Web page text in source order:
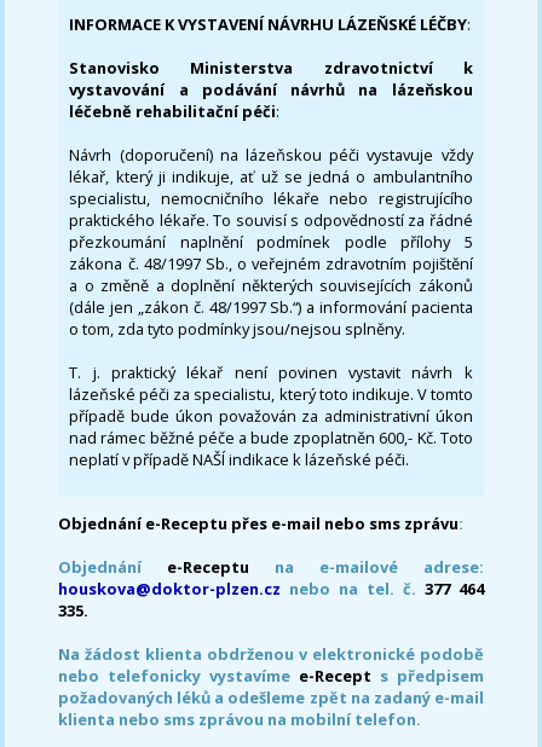
INFORMACE K VYSTAVENÍ NÁVRHU LÁZEŇSKÉ LÉČBY:
Stanovisko Ministerstva zdravotnictví k
vystavování a podávání návrhů na lázeňskou
léčebně rehabilitační péči:
Návrh (doporučení) na lázeňskou péči vystavuje vždy
lékař, který ji indikuje, ať už se jedná o ambulantního
specialistu, nemocničního lékaře nebo registrujícího
praktického lékaře. To souvisí s odpovědností za řádné
přezkoumání naplnění podmínek podle přílohy 5
zákona č. 48/1997 Sb., o veřejném zdravotním pojištění
a o změně a doplnění některých souvisejících zákonů
(dále jen „zákon č. 48/1997 Sb.“) a informování pacienta
o tom, zda tyto podmínky jsou/nejsou splněny.
T. j. praktický lékař není povinen vystavit návrh k
lázeňské péči za specialistu, který toto indikuje. V tomto
případě bude úkon považován za administrativní úkon
nad rámec běžné péče a bude zpoplatněn 600,- Kč. Toto
neplatí v případě NAŠÍ indikace k lázeňské péči.
Objednání e-Receptu přes e-mail nebo sms zprávu:
Objednání e-Receptu na e-mailové adrese:
houskova@doktor-plzen.cz nebo na tel. č. 377 464
335.
Na žádost klienta obdrženou v elektronické podobě
nebo telefonicky vystavíme e-Recept s předpisem
požadovaných léků a odešleme zpět na zadaný e-mail
klienta nebo sms zprávou na mobilní telefon.